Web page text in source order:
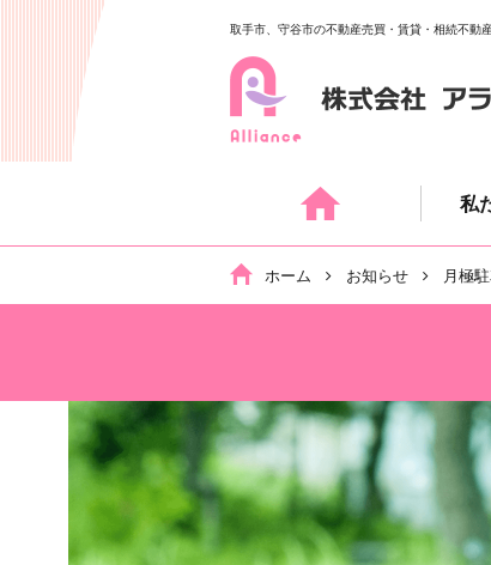
取手市、守谷市の不動産売買・賃貸・相続不動
私
ホーム お知らせ 月極